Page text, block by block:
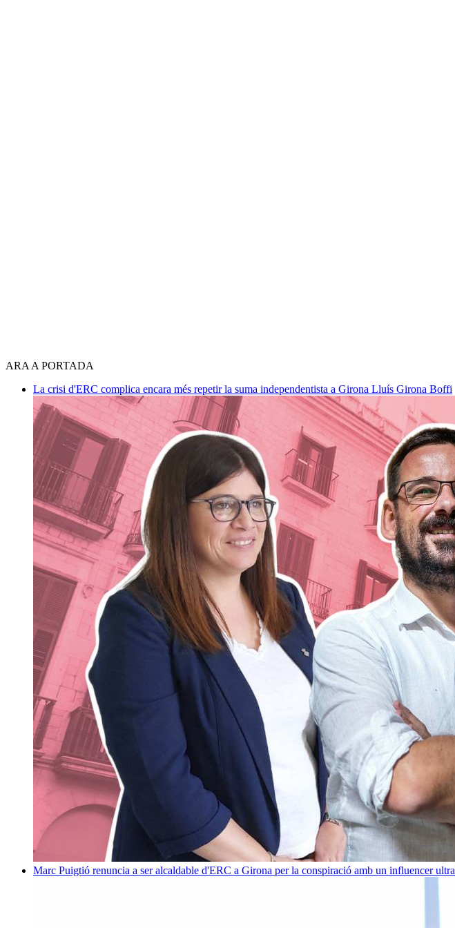
ARA A PORTADA
La crisi d'ERC complica encara més repetir la suma independentista a Girona Lluís Girona Boffi
Marc Puigtió renuncia a ser alcaldable d'ERC a Girona per la conspiració amb un influencer ultra